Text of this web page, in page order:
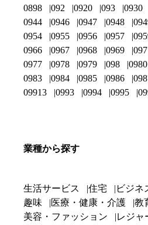
0898
092 0920 093 0930
0944
0946 0947 0948
0954
0955 0956 0957
0966
0967 0968 0969 097
0977
0978 0979 098 0980
0983
0984 0985 0986
09913
0993 0994 0995
業種から探す
生活サービス 住宅 ビジネ
趣味
医療・健康・介護
教
美容・ファッション
レジャ